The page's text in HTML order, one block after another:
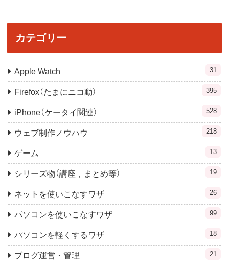
カテゴリー
Apple Watch 31
Firefox（たまにニコ動） 395
iPhone（ケータイ関連） 528
ウェブ制作ノウハウ 218
ゲーム 13
シリーズ物（講座，まとめ等） 19
ネットを使いこなすワザ 26
パソコンを使いこなすワザ 99
パソコンを軽くするワザ 18
ブログ運営・管理 21